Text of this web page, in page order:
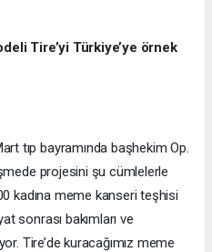
Tire’yi Türkiye’ye örnek
tıp bayramında başhekim Op.
projesini şu cümlelerle
kadına meme kanseri teşhisi
sonrası bakımları ve
Tire’de kuracağımız meme